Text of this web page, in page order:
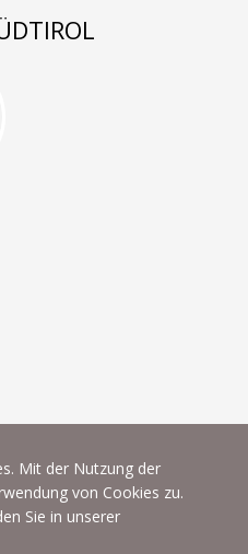
Mit der Nutzung der
von Cookies zu.
Sie in unserer